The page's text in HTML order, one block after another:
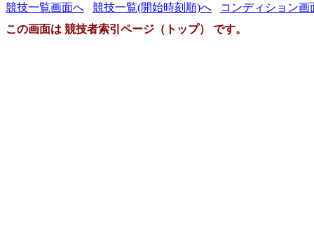
競技一覧画面へ 競技一覧(開始時刻順)へ
コンディション画
この画面は 競技者索引ページ（トップ） です。